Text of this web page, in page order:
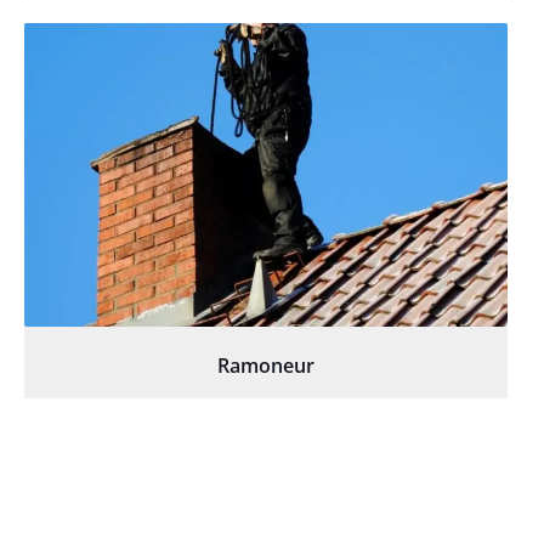
Ramoneur